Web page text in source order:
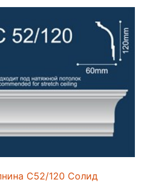
C52/120 Солид